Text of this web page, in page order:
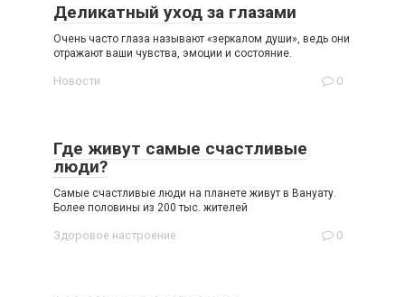
Деликатный уход за глазами
Очень часто глаза называют «зеркалом души», ведь они
отражают ваши чувства, эмоции и состояние.
Новости 0
Где живут самые счастливые
люди?
Самые счастливые люди на планете живут в Вануату.
Более половины из 200 тыс. жителей
Здоровое настроение 0